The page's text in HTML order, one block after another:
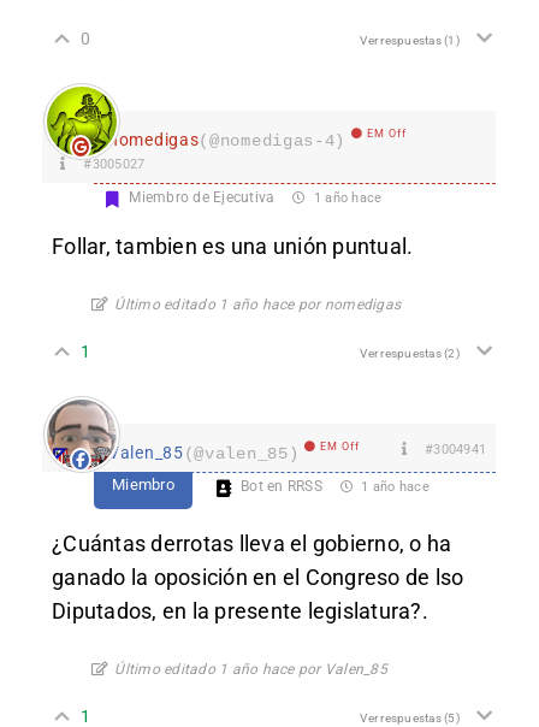
0 Ver respuestas(1)
nomedigas(@nomedigas-4) EM Off
#3005027
Miembro de Ejecutiva 1 año hace
Follar, tambien es una unión puntual.
Último editado 1 año hace por nomedigas
1 Ver respuestas(2)
Valen_85(@valen_85) EM Off #3004941
Miembro Bot en RRSS 1 año hace
¿Cuántas derrotas lleva el gobierno, o ha
ganado la oposición en el Congreso de lso
Diputados, en la presente legislatura?.
Último editado 1 año hace por Valen_85
1 Ver respuestas(5)